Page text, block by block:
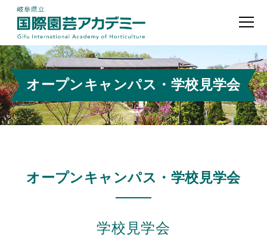
オープンキャンパス・学校見学会
オープンキャンパス・学校見学会
学校見学会